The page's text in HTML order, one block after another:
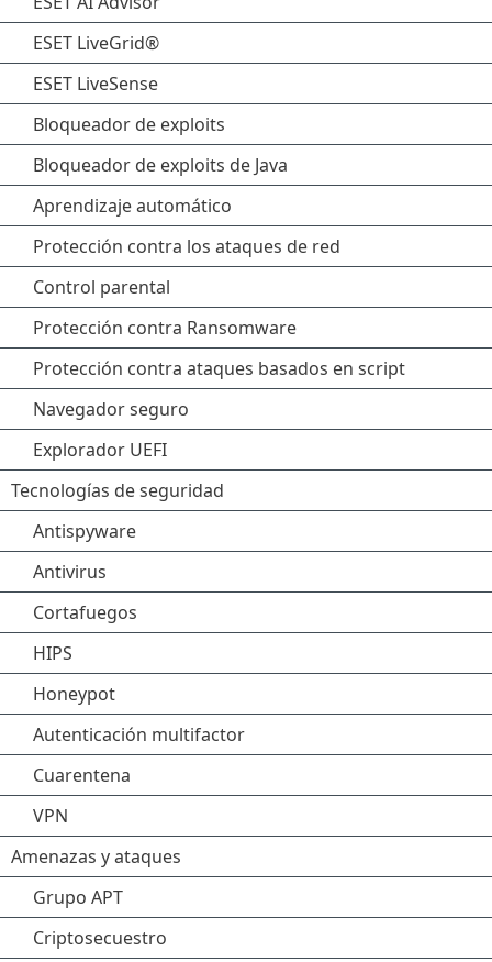
ESET LiveGrid®
ESET LiveSense
Bloqueador de exploits
Bloqueador de exploits de Java
Aprendizaje automático
Protección contra los ataques de red
Control parental
Protección contra Ransomware
Protección contra ataques basados en script
Navegador seguro
Explorador UEFI
Tecnologías de seguridad
Antispyware
Antivirus
Cortafuegos
HIPS
Honeypot
Autenticación multifactor
Cuarentena
VPN
Amenazas y ataques
Grupo APT
Criptosecuestro